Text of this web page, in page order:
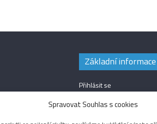
Spravovat Souhlas s cookies
Základní informace
Přihlásit se
Zdroj kanálů (příspěvky)